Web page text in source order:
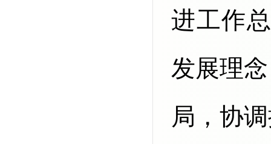
进工作
发展理
局，协